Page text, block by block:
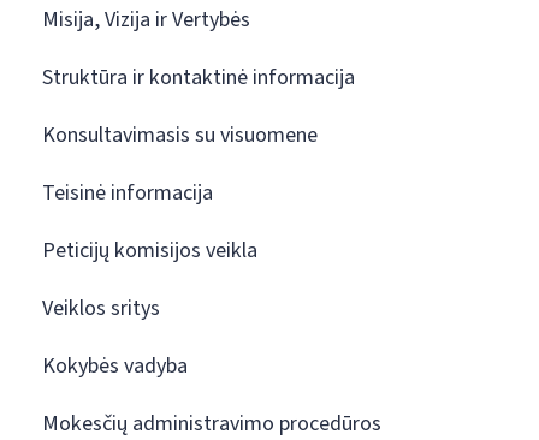
Misija, Vizija ir Vertybės
Struktūra ir kontaktinė informacija
Konsultavimasis su visuomene
Teisinė informacija
Peticijų komisijos veikla
Veiklos sritys
Kokybės vadyba
Mokesčių administravimo procedūros